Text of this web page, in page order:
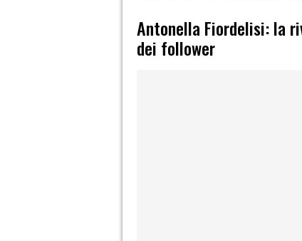
Antonella Fiordelisi: la
dei follower